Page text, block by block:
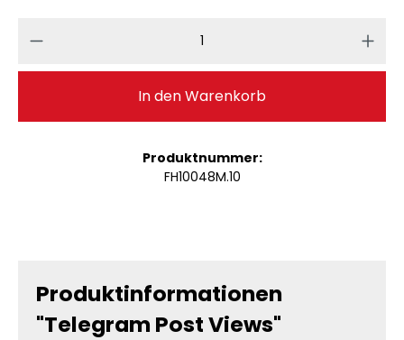
Produkt Anzahl: Gib den
In den Warenkorb
Produktnummer:
FH10048M.10
Produktinformationen
"Telegram Post Views"